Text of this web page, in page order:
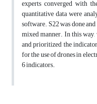
experts converged with
quantitative data were
software. S22 was done
mixed manner. In this
and prioritized the
for the use of drones in
6 indicators.